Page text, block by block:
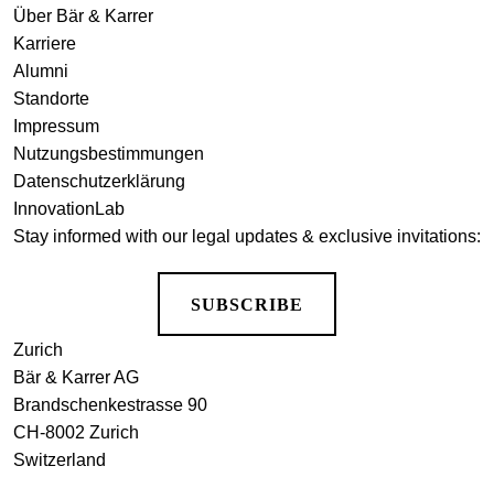
Über Bär & Karrer
Karriere
Alumni
Standorte
Impressum
Nutzungsbestimmungen
Datenschutzerklärung
InnovationLab
Stay informed with our legal updates & exclusive invitations:
SUBSCRIBE
Zurich
Bär & Karrer AG
Brandschenkestrasse 90
CH-8002 Zurich
Switzerland